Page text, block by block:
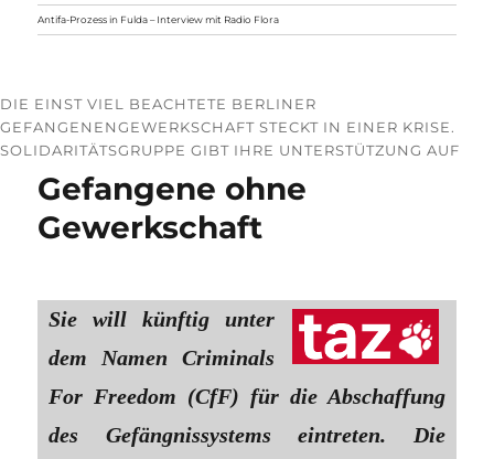
Antifa-Prozess in Fulda – Interview mit Radio Flora
DIE EINST VIEL BEACHTETE BERLINER
GEFANGENENGEWERKSCHAFT STECKT IN EINER KRISE.
SOLIDARITÄTSGRUPPE GIBT IHRE UNTERSTÜTZUNG AUF
Gefangene ohne
Gewerkschaft
Sie will künftig unter
dem Namen Criminals
For Freedom (CfF) für die Abschaffung
des Gefängnissystems eintreten. Die